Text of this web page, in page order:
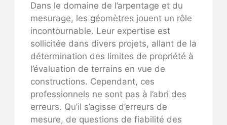
Dans le domaine de l’arpentage et du
mesurage, les géomètres jouent un rôle
incontournable. Leur expertise est
sollicitée dans divers projets, allant de la
détermination des limites de propriété à
l’évaluation de terrains en vue de
constructions. Cependant, ces
professionnels ne sont pas à l’abri des
erreurs. Qu’il s’agisse d’erreurs de
mesure, de questions de fiabilité des